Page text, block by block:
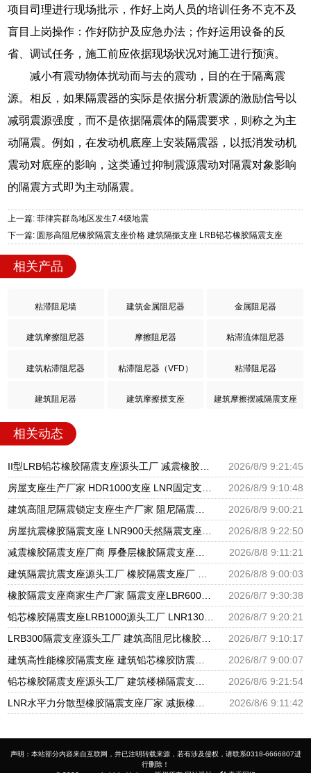
项目司理进行现场批示，作好上岗人员的培训任务不克不及
盲目上岗操作：作好防护及应急办法；作好运用设备的反
省、调试任务，施工前应依据现场状况对施工进行预演。
减小有震动物体扰动而与去的震动，目的在于隔离震
源。相反，如果隔震器的实际是依据分析震源的激励信号以
减弱震源强度，而不是依据隔震体的隔震要求，则称之为主
动隔震。例如，在发动机底座上安装隔震器，以抵消发动机
震动对底座的影响，这类通过抑制震源震动对隔震对象影响
的隔震方式即为主动隔震。
上一篇: 菲律宾群岛地区发生7.4级地震
下一篇: 圆形高阻尼橡胶隔震支座价格 建筑隔振支座 LRB铅芯橡胶隔震支座
相关产品
粘滞阻尼墙 建筑金属阻尼器 金属阻尼器
建筑摩擦阻尼器 摩擦阻尼器 粘滞流体阻尼器
建筑粘滞阻尼器 粘滞阻尼器（VFD） 粘滞阻尼器
建筑阻尼器 建筑摩擦摆支座 建筑摩擦摆减隔震支座
相关动态
II型LRB铅芯橡胶隔震支座源头工厂 减震橡胶支座价格 隔震支座产地源头工厂
2026/8/9 9:21:45
房屋支座生产厂家 HDR1000支座 LNR固定支座生产厂家
2026/8/9 9:10:48
建筑高阻尼隔震锁定支座生产厂家 阻尼隔震支座厂家 分散力型隔震支座厂家
2026/8/9 9:00:21
房屋抗震橡胶隔震支座 LNR900天然隔震支座 建筑圆形隔震支座源头工厂
2026/8/8 9:22:50
减震橡胶隔震支座厂商 厚叠层橡胶隔震支座源头工厂 阻尼隔震支座多少钱
2026/8/8 9:11:21
建筑隔震抗震支座源头工厂 橡胶隔震支座厂 国内橡胶隔震支座生产厂家
2026/8/8 9:00:03
橡胶隔震支座商家生产厂家 隔震支座LBR600生产厂家 天然橡胶隔震支座LNR1000-Ⅱ厂家
2026/8/7 9:30:38
铅芯橡胶隔震支座LRB1000源头工厂 LNR1300天然橡胶支座什么价格 国内隔震支座生产厂家
2026/8/7 9:20:21
LRB300隔震支座源头工厂 建筑高阻尼比橡胶隔震支座厂家 铅芯抗震支座装置源头工厂
2026/8/7 9:10:17
建筑高性能橡胶隔震支座 建筑铅芯橡胶防震支座工厂 LRB500一Ⅱ型橡胶隔震支座
2026/8/7 9:00:07
铅芯橡胶隔震支座源头工厂 建筑楼梯隔震支座生产厂家 高楼隔震支座
2026/8/6 9:21:54
LNR水平力分散型橡胶隔震支座厂家 减振橡胶隔震支座 LRB铅芯支座什么价格
2026/8/6 9:11:42
声明：本站部分内容来自互联网，并已注明转载来源，若有涉及侵权，请联系0318-6666807进
行删除！